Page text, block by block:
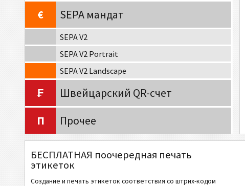
€
SEPA мандат
SEPA V2
SEPA V2 Portrait
SEPA V2 Landscape
₣
Швейцарский QR-счет
П
Прочее
БЕСПЛАТНАЯ поочередная печать
этикеток
Создание и печать этикеток соответствия со штрих-кодом